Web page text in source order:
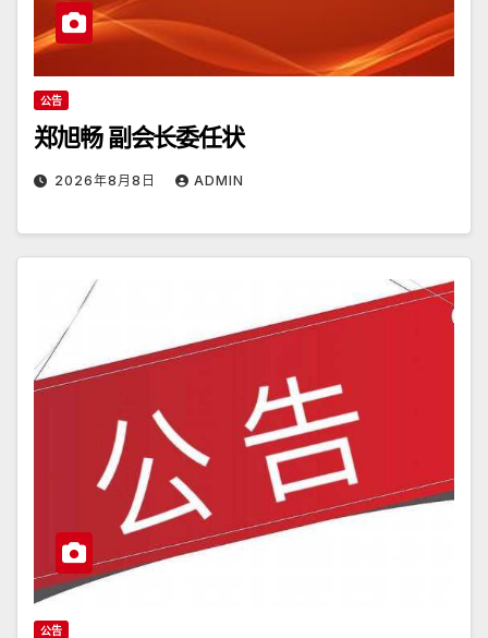
公告
郑旭畅 副会长委任状
2026年8月8日 ADMIN
公告